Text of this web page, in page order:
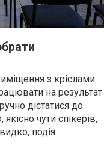
з кріслами
на результат
дістатися до
чути спікерів,
подія